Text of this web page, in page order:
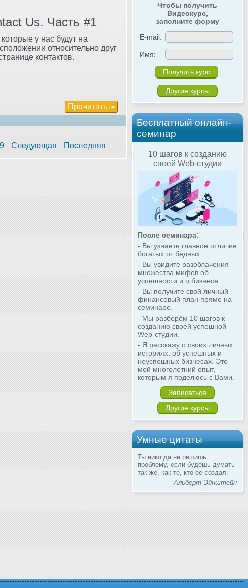
Чтобы получить
Видеокурс,
заполните форму
E-mail:
Имя:
Другие курсы
Бесплатный онлайн-
семинар
10 шагов к созданию
своей Web-студии
После семинара:
- Вы узнаете главное отличие
богатых от бедных.
- Вы увидите разоблачения
множества мифов об
успешности и о бизнесе.
- Вы получите свой личный
финансовый план прямо на
семинаре.
- Мы разберём 10 шагов к
созданию своей успешной
Web-студии.
- Я расскажу о своих личных
историях: об успешных и
неуспешных бизнесах. Это
мой многолетний опыт,
которым я поделюсь с Вами.
Записаться
Другие курсы
Умные цитаты
Ты никогда не решишь
проблему, если будешь думать
так же, как те, кто ее создал.
Альберт Эйнштейн
Us. Часть #1
у нас будут на
относительно друг
контактов.
Прочитать
Следующая Последняя